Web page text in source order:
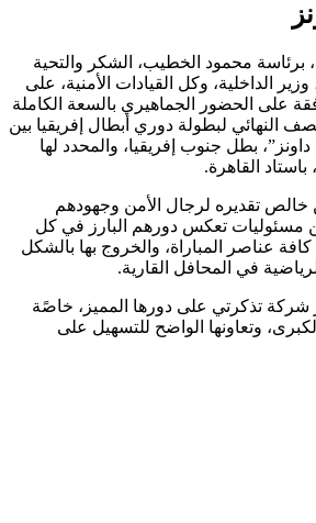
برئاسة محمود الخطيب، الشكر والتحية
الداخلية، وكل القيادات الأمنية، على
على الحضور الجماهيري بالسعة الكاملة
النهائي لبطولة دوري أبطال إفريقيا بين
بطل جنوب إفريقيا، والمحدد لها
خالص تقديره لرجال الأمن وجهودهم
من مسئوليات تعكس دورهم البارز في كل
عناصر المباراة، والخروج بها بالشكل
في المحافل القارية.
شركة تذكرتي على دورها المميز، خاصًة
وتعاونها الواضح للتسهيل على